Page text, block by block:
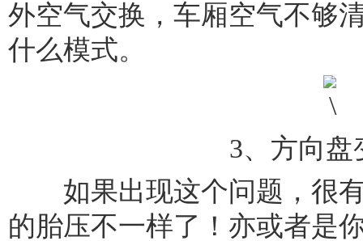
外空气交换，车厢空气不够
什么模式。
3、方向盘
如果出现这个问题，很有
的胎压不一样了！亦或者是